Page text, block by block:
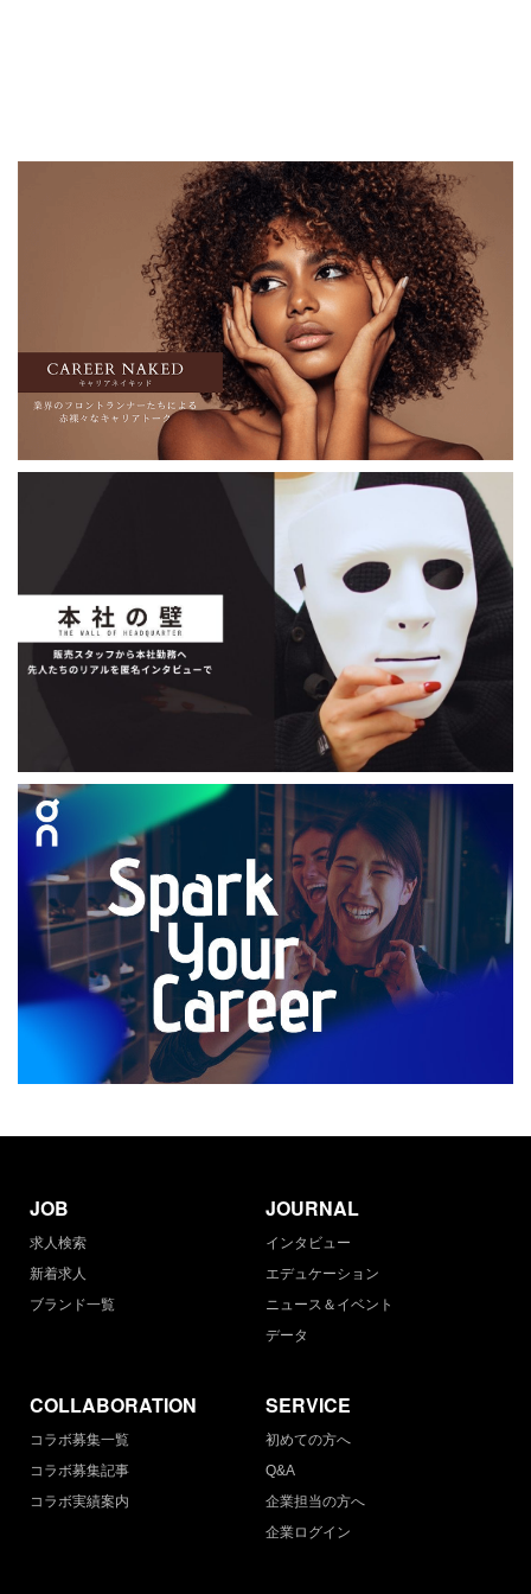
JOB
求人検索
新着求人
ブランド一覧
JOURNAL
インタビュー
エデュケーション
ニュース＆イベント
データ
COLLABORATION
コラボ募集一覧
コラボ募集記事
コラボ実績案内
SERVICE
初めての方へ
Q&A
企業担当の方へ
企業ログイン